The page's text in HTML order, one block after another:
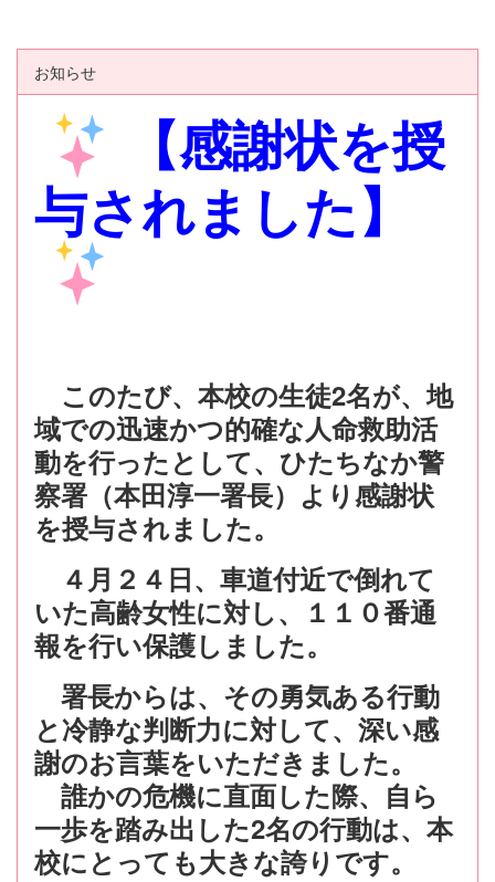
s
お知らせ
【感謝状を授
与されました】
このたび、本校の生徒2名が、地
域での迅速かつ的確な人命救助活
動を行ったとして、ひたちなか警
察署（本田淳一署長）より感謝状
を授与されました。
４月２４日、車道付近で倒れて
いた高齢女性に対し、１１０番通
報を行い保護しました。
署長からは、その勇気ある行動
と冷静な判断力に対して、深い感
謝のお言葉をいただきました。
誰かの危機に直面した際、自ら
一歩を踏み出した2名の行動は、本
校にとっても大きな誇りです。